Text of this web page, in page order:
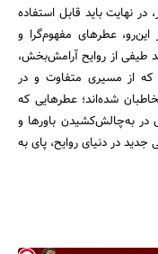
در نهایت باید قابل استفاده
عطرهای مفهوم‌گرا و
طیفی از روایح آرامش‌بخش،
که از مسیری متفاوت و در
شده‌اند؛ عطرهایی که
در به‌چالش‌کشیدن باورها و
در دنیای روایح، پای به